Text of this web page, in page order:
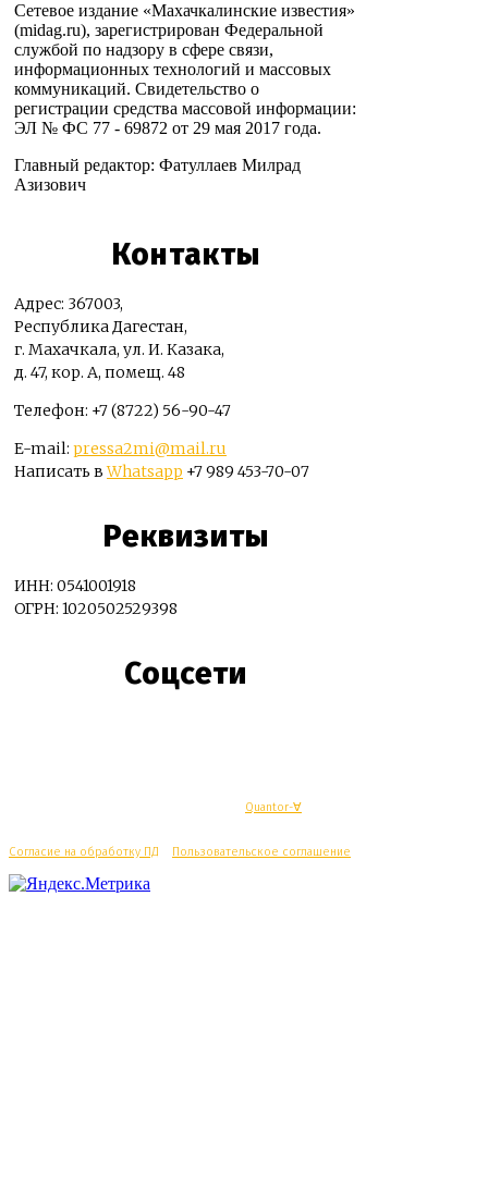
Сетевое издание «Махачкалинские известия»
(midag.ru), зарегистрирован Федеральной
службой по надзору в сфере связи,
информационных технологий и массовых
коммуникаций. Свидетельство о
регистрации средства массовой информации:
ЭЛ № ФС 77 - 69872 от 29 мая 2017 года.
Главный редактор: Фатуллаев Милрад
Азизович
Контакты
Адрес: 367003,
Республика Дагестан,
г. Махачкала, ул. И. Казака,
д. 47, кор. А, помещ. 48
Телефон: +7 (8722) 56-90-47
E-mail: pressa2mi@mail.ru
Написать вWhatsapp +7 989 453-70-07
Реквизиты
ИНН: 0541001918
ОГРН: 1020502529398
Соцсети
Quantor-∀
Согласие на обработку ПД Пользовательское соглашение